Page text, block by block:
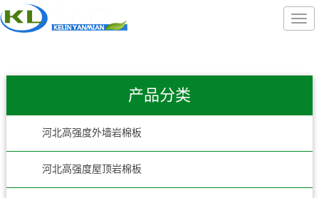
产品分类
河北高强度外墙岩棉板
河北高强度屋顶岩棉板